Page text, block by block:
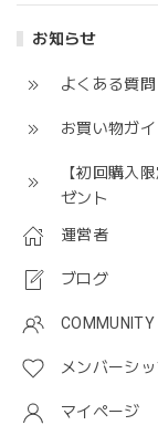
お知らせ
よくある質問
お買い物ガイ
【初回購入
ゼント
運営者
ブログ
COMMUNITY
メンバーシ
マイページ